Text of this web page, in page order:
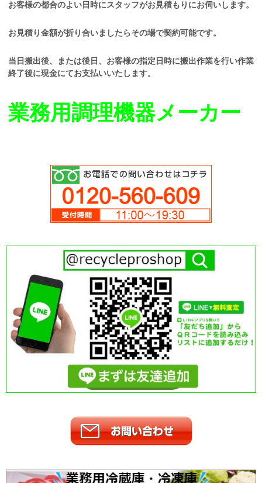
お客様の都合のよい日時にスタッフがお見積もりにお伺いします。
お見積り金額が折り合いましたらその場で契約可能です。
当日搬出後、または後日、お客様の指定日時に搬出作業を行い作業
終了後に現金にてお支払いいたします。
業務用調理機器メーカー